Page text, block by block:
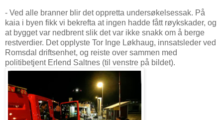
- Ved alle branner blir det oppretta undersøkelsessak. På
kaia i byen fikk vi bekrefta at ingen hadde fått røykskader, og
at bygget var nedbrent slik det var ikke snakk om å berge
restverdier. Det opplyste Tor Inge Løkhaug, innsatsleder ved
Romsdal driftsenhet, og reiste over sammen med
politibetjent Erlend Saltnes (til venstre på bildet).